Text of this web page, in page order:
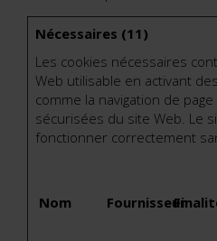
Nécessaires (11)
Les cookies nécessaires
Web utilisable en activant
comme la navigation de
sécurisées du site Web. Le
fonctionner correctement
Nom Fournisseur